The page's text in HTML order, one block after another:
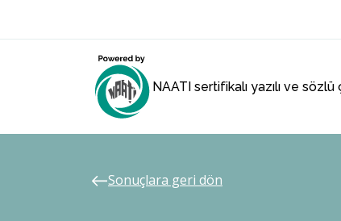
NAATI sertifikalı yazılı ve
Sonuçlara geri dön